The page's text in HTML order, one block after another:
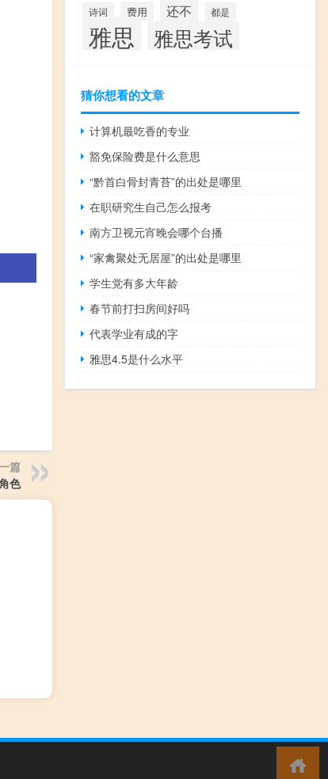
篇
色
诗词 费用 还不 都是
雅思 雅思考试
猜你想看的文章
计算机最吃香的专业
豁免保险费是什么意思
“黔首白骨封青苔”的出处是哪里
在职研究生自己怎么报考
南方卫视元宵晚会哪个台播
“家禽聚处无居屋”的出处是哪里
学生党有多大年龄
春节前打扫房间好吗
代表学业有成的字
雅思4.5是什么水平